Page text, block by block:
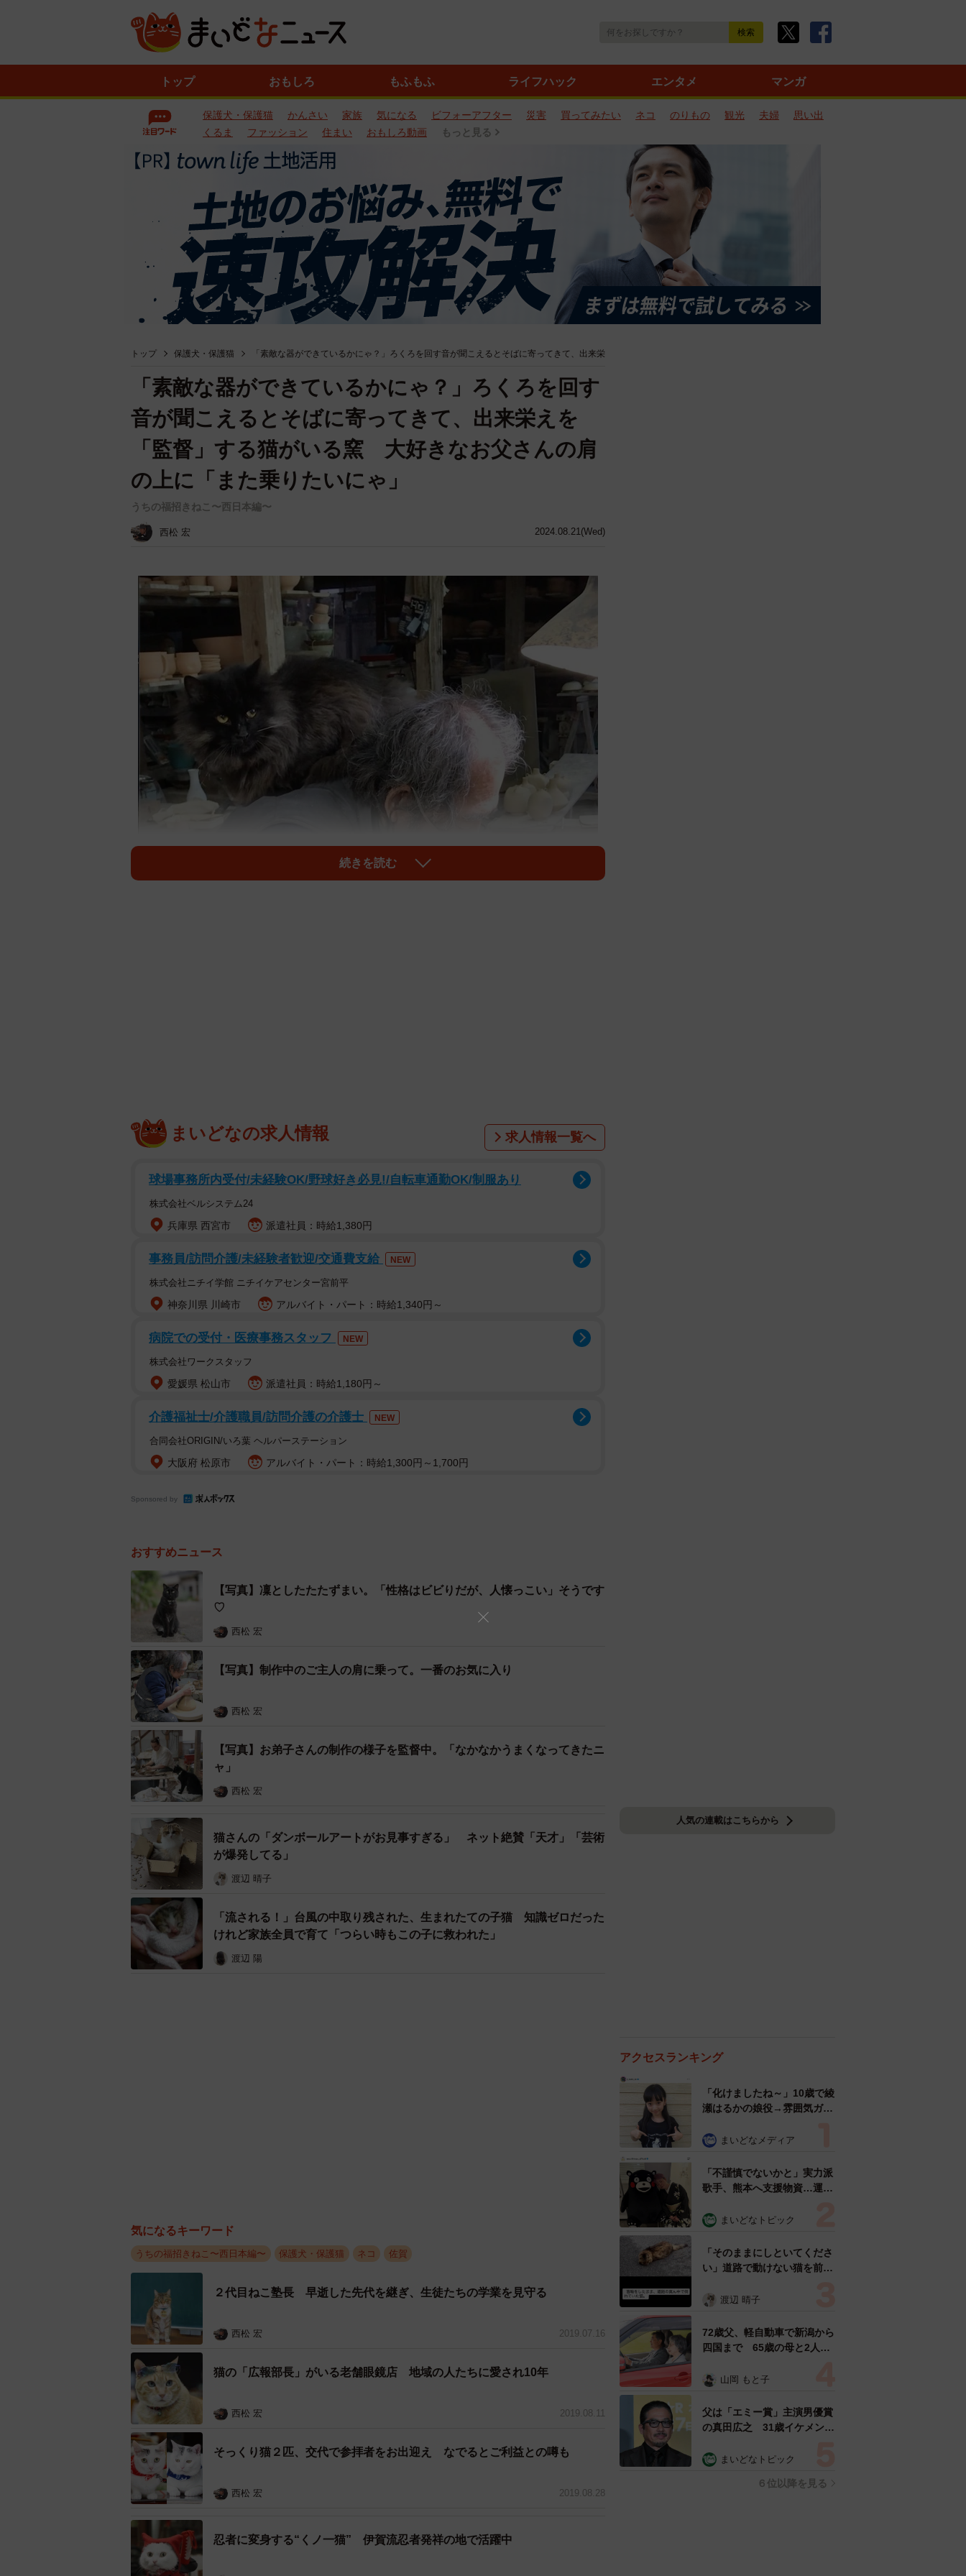
トップ おもしろ もふもふ ライフハック エンタメ マンガ
保護犬・保護猫 かんさい 家族 気になる ビフォーアフター 災害 買ってみたい ネコ のりもの 観光 夫婦
思い出
くるま
ファッション 住まい おもしろ動画 もっと見る
トップ 保護犬・保護猫 「素敵な器ができているかにゃ？」ろくろを回す音が聞こえるとそばに寄ってきて、出来栄
2024.08.21(Wed)
「素敵な器ができているかにゃ？」ろくろを回す
音が聞こえるとそばに寄ってきて、出来栄えを
「監督」する猫がいる窯 大好きなお父さんの肩
の上に「また乗りたいにゃ」
うちの福招きねこ〜西日本編〜
西松 宏
哲彰さんの肩の上がネルソンの一番のお気に入り（真徳さん提供）
佐賀県武雄市にある工房「玉峰窯（ぎょくほうがま）」。陶芸家の中尾哲彰（てつあき）さ
ん（７２）が独自に開発した釉薬「銀河釉（ぎんがゆう）」の焼き物は、まるで天空に広が
る無数の星々のような輝きを放ち、一目見ただけで作品の宇宙へ引き込まれてしまいそうに
なる。数々の世界的な賞を受賞してきた哲彰さんだが、昨年、肺の病気で入院して以来、近
くの病院で療養中。妻の知佳子さん（６６）、長女・優理さんの夫でオランダ人の弟子・ス
テンさん（２８）、長男の真徳（まさなり）さん（２６）が力を合わせ、窯を盛り立ててい
がいなくて寂しい日々だが、今は弟子のステンさんの上達を温かく見守っている。銀河釉や
継いで２２歳のころから作陶を始めたのですが、網膜剥離という病気になり、目が見えず病
院のベッドの上で１年ほど過ごした時期があったんです。精神的にも辛い思いをしていたそ
のとき、天空に輝く銀河が心に浮かび、その星々に救われたそうです。それで何年も独自に
釉薬の研究を重ね、生まれたのが銀河釉の焼き物です。
続きを読む
まいどなの求人情報 求人情報一覧へ
球場事務所内受付/未経験OK/野球好き必見!/自転車通勤OK/制服あり
株式会社ベルシステム24
兵庫県 西宮市 派遣社員：時給1,380円
事務員/訪問介護/未経験者歓迎/交通費支給 NEW
株式会社ニチイ学館 ニチイケアセンター宮前平
神奈川県 川崎市 アルバイト・パート：時給1,340円～
病院での受付・医療事務スタッフ NEW
株式会社ワークスタッフ
愛媛県 松山市 派遣社員：時給1,180円～
介護福祉士/介護職員/訪問介護の介護士 NEW
合同会社ORIGIN/いろ葉 ヘルパーステーション
大阪府 松原市 アルバイト・パート：時給1,300円～1,700円
Sponsored by
おすすめニュース
【写真】凜としたたたずまい。「性格はビビりだが、人懐っこい」そうです
♡
西松 宏
【写真】制作中のご主人の肩に乗って。一番のお気に入り
西松 宏
【写真】お弟子さんの制作の様子を監督中。「なかなかうまくなってきたニ
ャ」
西松 宏
猫さんの「ダンボールアートがお見事すぎる」 ネット絶賛「天才」「芸術
が爆発してる」
渡辺 晴子
「流される！」台風の中取り残された、生まれたての子猫 知識ゼロだった
けれど家族全員で育て「つらい時もこの子に救われた」
渡辺 陽
気になるキーワード
うちの福招きねこ〜西日本編〜 保護犬・保護猫 ネコ 佐賀
２代目ねこ塾長 早逝した先代を継ぎ、生徒たちの学業を見守る
西松 宏 2019.07.16
猫の「広報部長」がいる老舗眼鏡店 地域の人たちに愛され10年
西松 宏 2019.08.11
そっくり猫２匹、交代で参拝者をお出迎え なでるとご利益との噂も
西松 宏 2019.08.28
忍者に変身する“くノ一猫” 伊賀流忍者発祥の地で活躍中
人気の連載はこちらから
アクセスランキング
「化けましたね～」10歳で綾
瀬はるかの娘役→雰囲気ガラ
雰囲気が」「宝塚に入れそ
まいどなメディア
「不謹慎でないかと」実力派
歌手、熊本へ支援物資…運搬
めらい 「痛いほど伝わる」
まいどなトピック
「そのままにしといてくださ
い」道路で動けない猫を前に
ようとした4日間 「命の重
表の訴え
渡辺 晴子
72歳父、軽自動車で新潟から
四国まで 65歳の母と2人で
憩まで分刻み… 「大学生で
山岡 もと子
父は「エミー賞」主演男優賞
の真田広之 31歳イケメン俳
「ガチヒロさんそっくり」
まいどなトピック
６位以降を見る